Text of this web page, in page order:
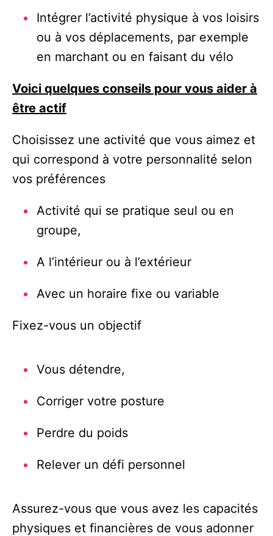
Intégrer l’activité physique à vos loisirs
ou à vos déplacements, par exemple
en marchant ou en faisant du vélo
Voici quelques conseils pour vous aider à
être actif
Choisissez une activité que vous aimez et
qui correspond à votre personnalité selon
vos préférences
Activité qui se pratique seul ou en
groupe,
A l’intérieur ou à l’extérieur
Avec un horaire fixe ou variable
Fixez-vous un objectif
Vous détendre,
Corriger votre posture
Perdre du poids
Relever un défi personnel
Assurez-vous que vous avez les capacités
physiques et financières de vous adonner